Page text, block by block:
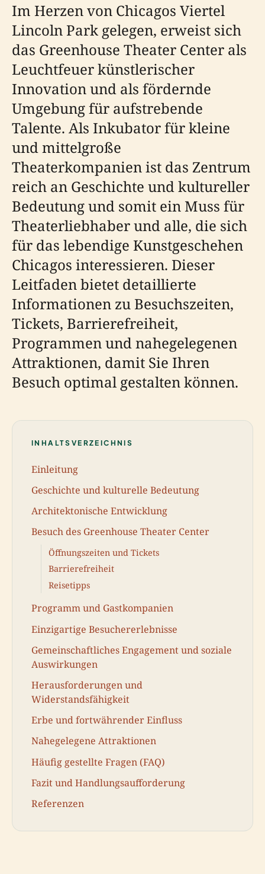
Im Herzen von Chicagos Viertel
Lincoln Park gelegen, erweist sich
das Greenhouse Theater Center als
Leuchtfeuer künstlerischer
Innovation und als fördernde
Umgebung für aufstrebende
Talente. Als Inkubator für kleine
und mittelgroße
Theaterkompanien ist das Zentrum
reich an Geschichte und kultureller
Bedeutung und somit ein Muss für
Theaterliebhaber und alle, die sich
für das lebendige Kunstgeschehen
Chicagos interessieren. Dieser
Leitfaden bietet detaillierte
Informationen zu Besuchszeiten,
Tickets, Barrierefreiheit,
Programmen und nahegelegenen
Attraktionen, damit Sie Ihren
Besuch optimal gestalten können.
INHALTSVERZEICHNIS
Einleitung
Geschichte und kulturelle Bedeutung
Architektonische Entwicklung
Besuch des Greenhouse Theater Center
Öffnungszeiten und Tickets
Barrierefreiheit
Reisetipps
Programm und Gastkompanien
Einzigartige Besuchererlebnisse
Gemeinschaftliches Engagement und soziale
Auswirkungen
Herausforderungen und
Widerstandsfähigkeit
Erbe und fortwährender Einfluss
Nahegelegene Attraktionen
Häufig gestellte Fragen (FAQ)
Fazit und Handlungsaufforderung
Referenzen